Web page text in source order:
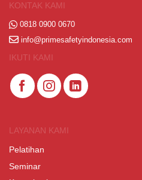
KONTAK KAMI
0818 0900 0670
info@primesafetyindonesia.com
IKUTI KAMI
LAYANAN KAMI
Pelatihan
Seminar